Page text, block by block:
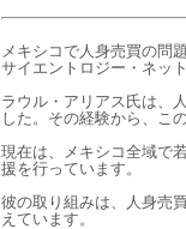
メキシコで人身売買の問
サイエントロジー・ネッ
ラウル・アリアス氏は、
した。その経験から、こ
現在は、メキシコ全域で
援を行っています。
彼の取り組みは、人身売
えています。